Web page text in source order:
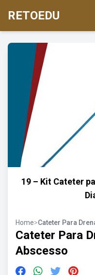
RETOEDU
19 – Kit Cateter
Home>Cateter Para
Cateter Para
Abscesso